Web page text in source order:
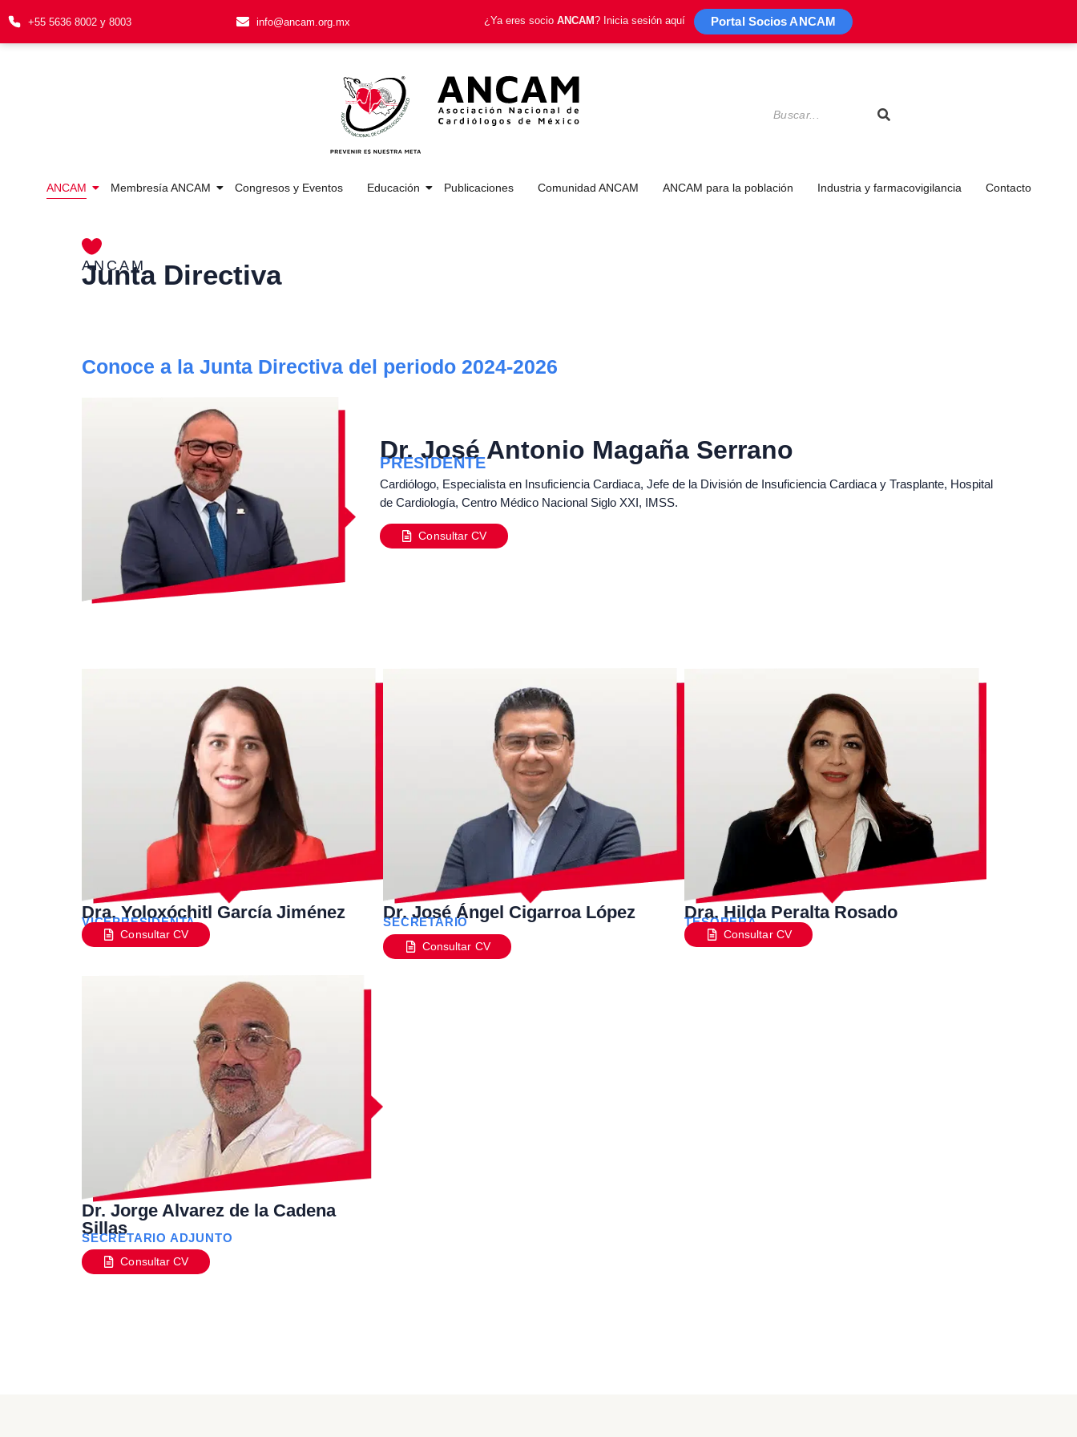
+55 5636 8002 y 8003 info@ancam.org.mx ¿Ya eres socio ANCAM? Inicia sesión aquí Portal Socios ANCAM
ANCAM Membresía ANCAM Congresos y Eventos Educación Publicaciones Comunidad ANCAM ANCAM para la población Industria y farmacovigilancia Contacto
ANCAM
Junta Directiva
Conoce a la Junta Directiva del periodo 2024-2026
Dr. José Antonio Magaña Serrano
PRESIDENTE
Cardiólogo, Especialista en Insuficiencia Cardiaca, Jefe de la División de Insuficiencia Cardiaca y Trasplante, Hospital
de Cardiología, Centro Médico Nacional Siglo XXI, IMSS.
Consultar CV
Dra. Yoloxóchitl García Jiménez
VICEPRESIDENTA
Consultar CV
Dr. José Ángel Cigarroa López
SECRETARIO
Consultar CV
Dra. Hilda Peralta Rosado
TESORERA
Consultar CV
Dr. Jorge Alvarez de la Cadena
Sillas
SECRETARIO ADJUNTO
Consultar CV